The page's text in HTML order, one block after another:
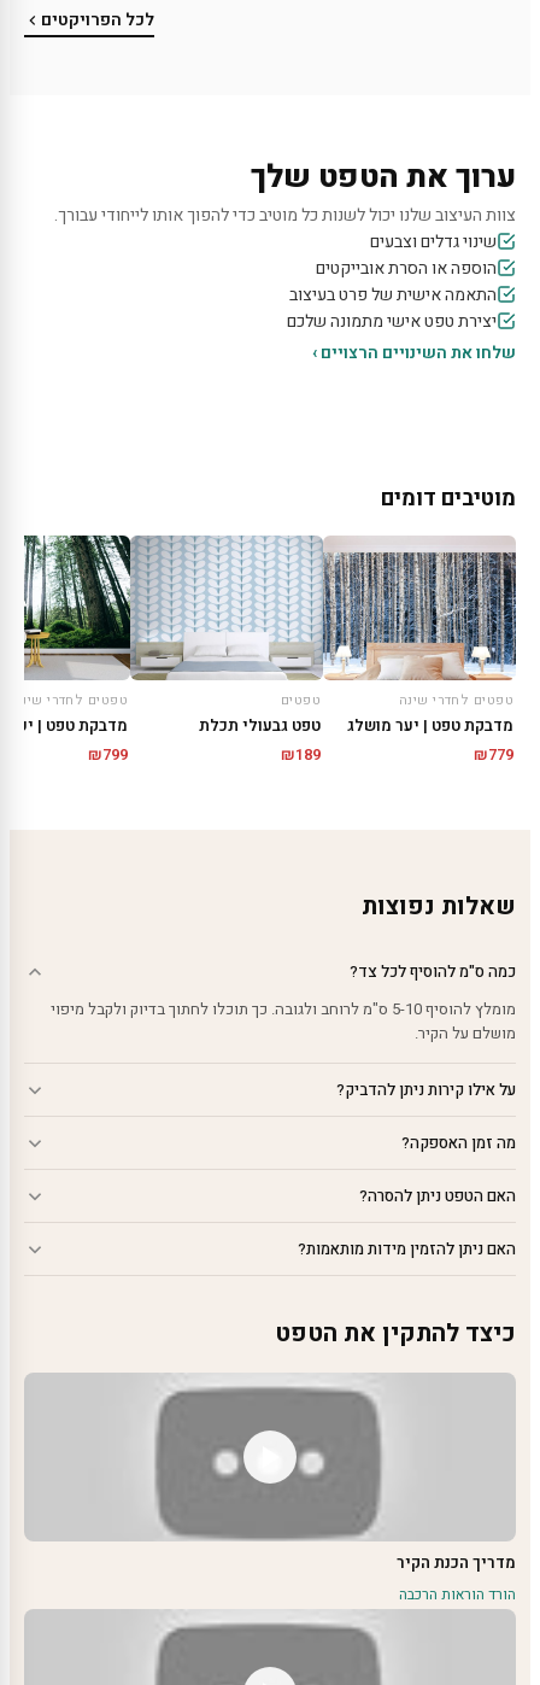
לכל הפרויקטים
ערוך את הטפט שלך
צוות העיצוב שלנו יכול לשנות כל מוטיב כדי להפוך אותו לייחודי עבורך.
שינוי גדלים וצבעים
הוספה או הסרת אובייקטים
התאמה אישית של פרט בעיצוב
יצירת טפט אישי מתמונה שלכם
שלחו את השינויים הרצויים ›
מוטיבים דומים
טפטים לחדרי שינה
מדבקת טפט | יער מושלג
₪779
טפטים
טפט גבעולי תכלת
₪189
טפטים לחדרי שינה
מדבקת טפט | יער
₪799
שאלות נפוצות
כמה ס"מ להוסיף לכל צד?
מומלץ להוסיף 5-10 ס"מ לרוחב ולגובה. כך תוכלו לחתוך בדיוק ולקבל מיפוי
מושלם על הקיר.
על אילו קירות ניתן להדביק?
מה זמן האספקה?
האם הטפט ניתן להסרה?
האם ניתן להזמין מידות מותאמות?
כיצד להתקין את הטפט
מדריך הכנת הקיר
הורד הוראות הרכבה